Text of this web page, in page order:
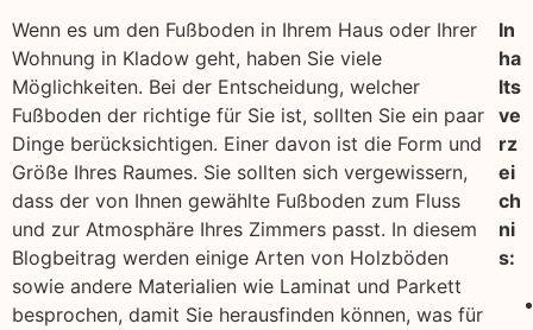
Wenn es um den Fußboden in Ihrem Haus oder Ihrer
Wohnung in Kladow geht, haben Sie viele
Möglichkeiten. Bei der Entscheidung, welcher
Fußboden der richtige für Sie ist, sollten Sie ein paar
Dinge berücksichtigen. Einer davon ist die Form und
Größe Ihres Raumes. Sie sollten sich vergewissern,
dass der von Ihnen gewählte Fußboden zum Fluss
und zur Atmosphäre Ihres Zimmers passt. In diesem
Blogbeitrag werden einige Arten von Holzböden
sowie andere Materialien wie Laminat und Parkett
besprochen, damit Sie herausfinden können, was für
In
ha
lts
ve
rz
ei
ch
ni
s: